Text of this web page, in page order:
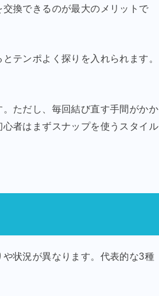
換できるのが最大のメリットで
テンポよく探りを入れられます。
ただし、毎回結び直す手間がかか
者はまずスナップを使うスタイル
状況が異なります。代表的な3種